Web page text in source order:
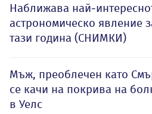
Наближава най-
астрономическо явление
тази година (СНИМКИ)
Мъж, преоблечен като
се качи на покрива на
в Уелс